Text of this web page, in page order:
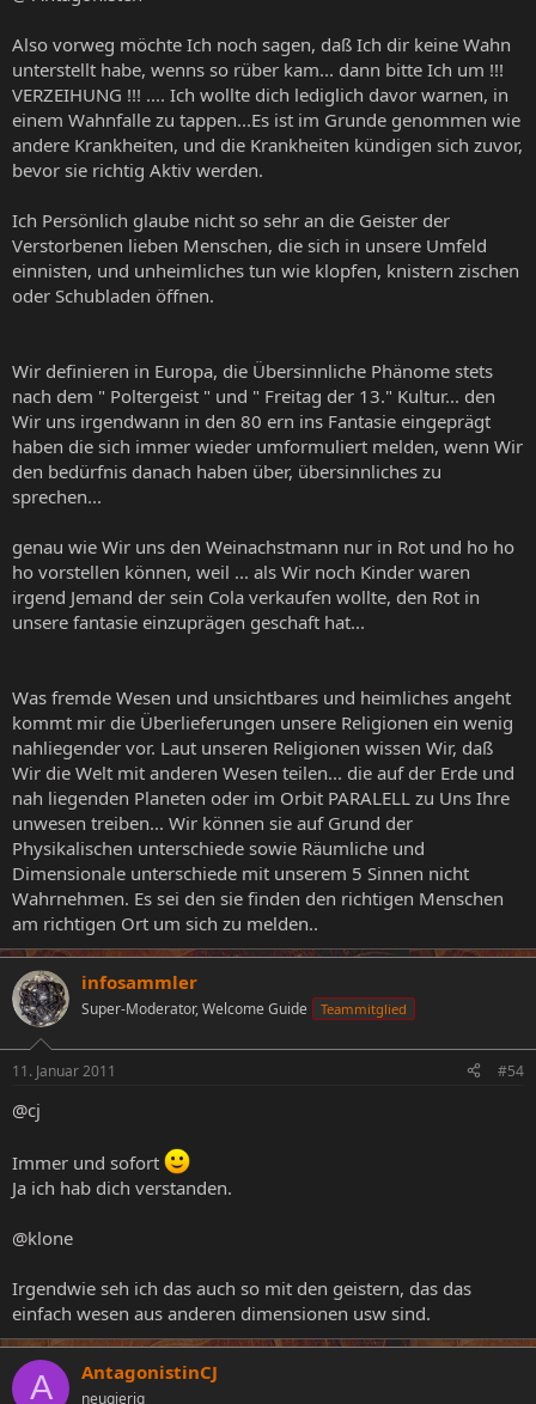
Also vorweg möchte Ich noch sagen, daß Ich dir keine Wahn
unterstellt habe, wenns so rüber kam... dann bitte Ich um !!!
VERZEIHUNG !!! .... Ich wollte dich lediglich davor warnen, in
einem Wahnfalle zu tappen...Es ist im Grunde genommen wie
andere Krankheiten, und die Krankheiten kündigen sich zuvor,
bevor sie richtig Aktiv werden.
Ich Persönlich glaube nicht so sehr an die Geister der
Verstorbenen lieben Menschen, die sich in unsere Umfeld
einnisten, und unheimliches tun wie klopfen, knistern zischen
oder Schubladen öffnen.
Wir definieren in Europa, die Übersinnliche Phänome stets
nach dem " Poltergeist " und " Freitag der 13." Kultur... den
Wir uns irgendwann in den 80 ern ins Fantasie eingeprägt
haben die sich immer wieder umformuliert melden, wenn Wir
den bedürfnis danach haben über, übersinnliches zu
sprechen...
genau wie Wir uns den Weinachstmann nur in Rot und ho ho
ho vorstellen können, weil ... als Wir noch Kinder waren
irgend Jemand der sein Cola verkaufen wollte, den Rot in
unsere fantasie einzuprägen geschaft hat...
Was fremde Wesen und unsichtbares und heimliches angeht
kommt mir die Überlieferungen unsere Religionen ein wenig
nahliegender vor. Laut unseren Religionen wissen Wir, daß
Wir die Welt mit anderen Wesen teilen... die auf der Erde und
nah liegenden Planeten oder im Orbit PARALELL zu Uns Ihre
unwesen treiben... Wir können sie auf Grund der
Physikalischen unterschiede sowie Räumliche und
Dimensionale unterschiede mit unserem 5 Sinnen nicht
Wahrnehmen. Es sei den sie finden den richtigen Menschen
am richtigen Ort um sich zu melden..
infosammler
Super-Moderator, Welcome Guide Teammitglied
11. Januar 2011 #54
@cj
Immer und sofort
Ja ich hab dich verstanden.
@klone
Irgendwie seh ich das auch so mit den geistern, das das
einfach wesen aus anderen dimensionen usw sind.
A AntagonistinCJ
neugierig